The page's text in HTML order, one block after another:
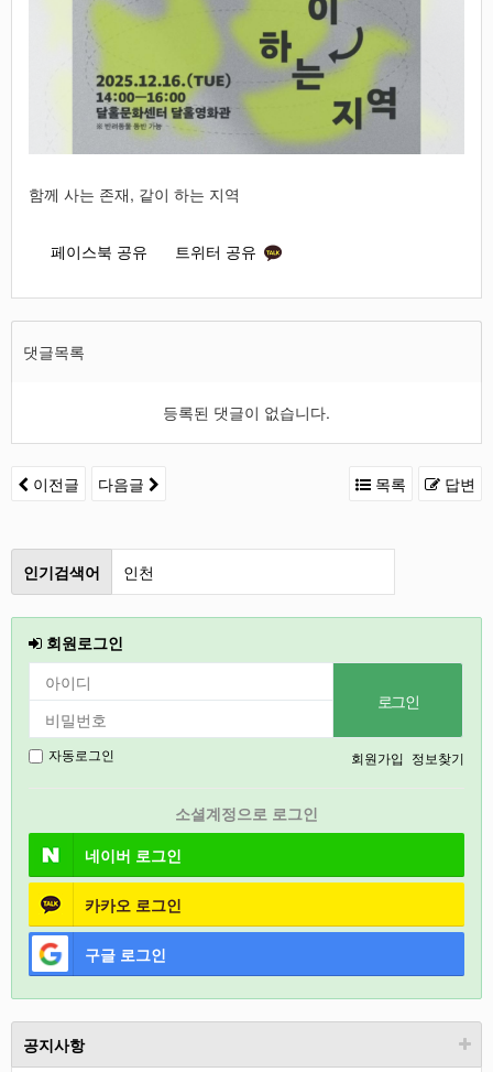
함께 사는 존재, 같이 하는 지역
페이스북 공유 트위터 공유
댓글목록
등록된 댓글이 없습니다.
이전글 다음글 목록 답변
인기검색어
인천
철원
2026
강릉
충북
회원로그인
자동로그인 회원가입 정보찾기
소셜계정으로 로그인
네이버 로그인
카카오 로그인
구글 로그인
공지사항